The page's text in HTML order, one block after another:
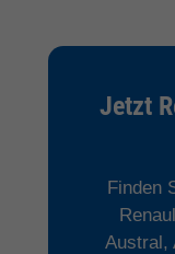
Jetzt
Finden
Austral,